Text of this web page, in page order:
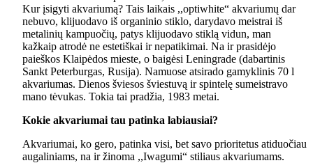
Kur įsigyti akvariumą? Tais laikais ,,optiwhite“ akvariumų dar
nebuvo, klijuodavo iš organinio stiklo, darydavo meistrai iš
metalinių kampuočių, patys klijuodavo stiklą vidun, man
kažkaip atrodė ne estetiškai ir nepatikimai. Na ir prasidėjo
paieškos Klaipėdos mieste, o baigėsi Leningrade (dabartinis
Sankt Peterburgas, Rusija). Namuose atsirado gamyklinis 70 l
akvariumas. Dienos šviesos šviestuvą ir spintelę sumeistravo
mano tėvukas. Tokia tai pradžia, 1983 metai.
Kokie akvariumai tau patinka labiausiai?
Akvariumai, ko gero, patinka visi, bet savo prioritetus atiduočiau
augaliniams, na ir žinoma ,,Iwagumi“ stiliaus akvariumams.